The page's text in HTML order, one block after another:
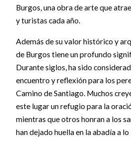
Burgos, una obra de arte que
y turistas cada año.
Además de su valor histórico y
de Burgos tiene un profundo
Durante siglos, ha sido
encuentro y reflexión para los
Camino de Santiago. Muchos
este lugar un refugio para la
mientras que otros honran a los
han dejado huella en la abadía a